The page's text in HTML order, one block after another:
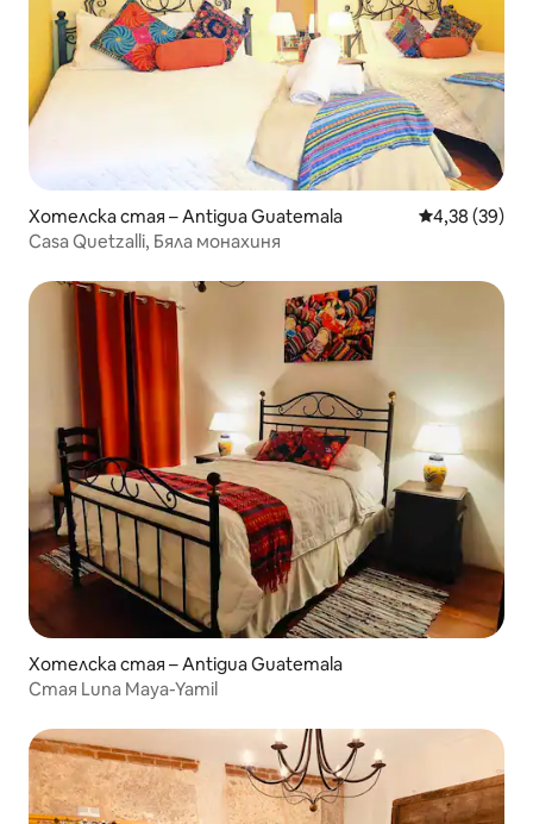
Хотелска стая – Antigua Guatemala Средна
4,38 (39)
Casa Quetzalli, Бяла монахиня
Хотелска стая – Antigua Guatemala
Стая Luna Maya-Yamil